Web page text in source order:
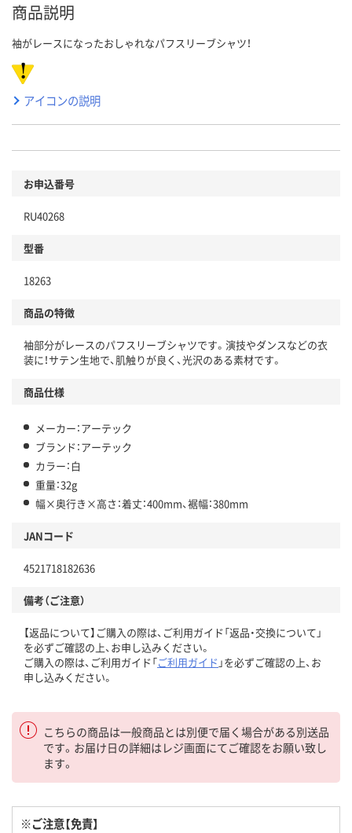
商品説明
袖がレースになったおしゃれなパフスリーブシャツ！
アイコンの説明
お申込番号
RU40268
型番
18263
商品の特徴
袖部分がレースのパフスリーブシャツです。演技やダンスなどの衣
装に！サテン生地で、肌触りが良く、光沢のある素材です。
商品仕様
メーカー：アーテック
ブランド：アーテック
カラー：白
重量：32g
幅×奥行き×高さ：着丈：400mm、裾幅：380mm
JANコード
4521718182636
備考（ご注意）
【返品について】ご購入の際は、ご利用ガイド「返品・交換について」
を必ずご確認の上、お申し込みください。
ご購入の際は、ご利用ガイド「ご利用ガイド 」を必ずご確認の上、お
申し込みください。
こちらの商品は一般商品とは別便で届く場合がある別送品
です。お届け日の詳細はレジ画面にてご確認をお願い致し
ます。
※ご注意【免責】